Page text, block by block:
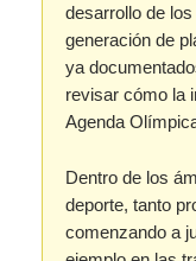
desarrollo de
generación de
ya
revisar cómo la
Agenda
Dentro de los
deporte, tanto
comenzando a